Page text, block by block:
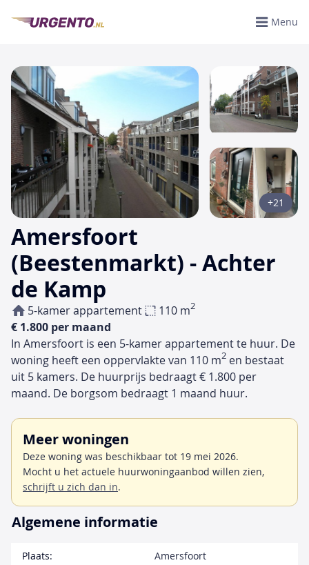
Menu
Amersfoort
(Beestenmarkt) - Achter
de Kamp
5-kamer appartement 110 m2
€ 1.800 per maand
+21
In Amersfoort is een 5-kamer appartement te huur. De
woning heeft een oppervlakte van 110 m2 en bestaat
uit 5 kamers. De huurprijs bedraagt € 1.800 per
maand. De borgsom bedraagt 1 maand huur.
Meer woningen
Deze woning was beschikbaar tot 19 mei 2026.
Mocht u het actuele huurwoningaanbod willen zien,
schrijft u zich dan in.
Algemene informatie
Plaats:
Amersfoort